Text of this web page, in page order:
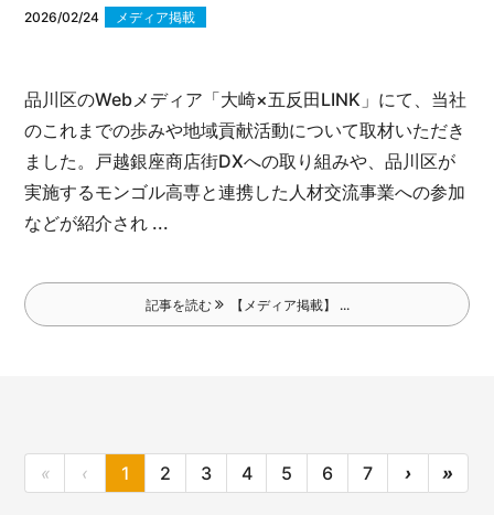
2026/02/24 メディア掲載
品川区のWebメディア「大崎×五反田LINK」にて、当社
のこれまでの歩みや地域貢献活動について取材いただき
ました。
戸越銀座商店街DXへの取り組みや、品川区が
実施するモンゴル高専と連携した人材交流事業への参加
などが紹介され ...
記事を読む 【メディア掲載】 ...
« ‹ 1 2 3 4 5 6 7 › »